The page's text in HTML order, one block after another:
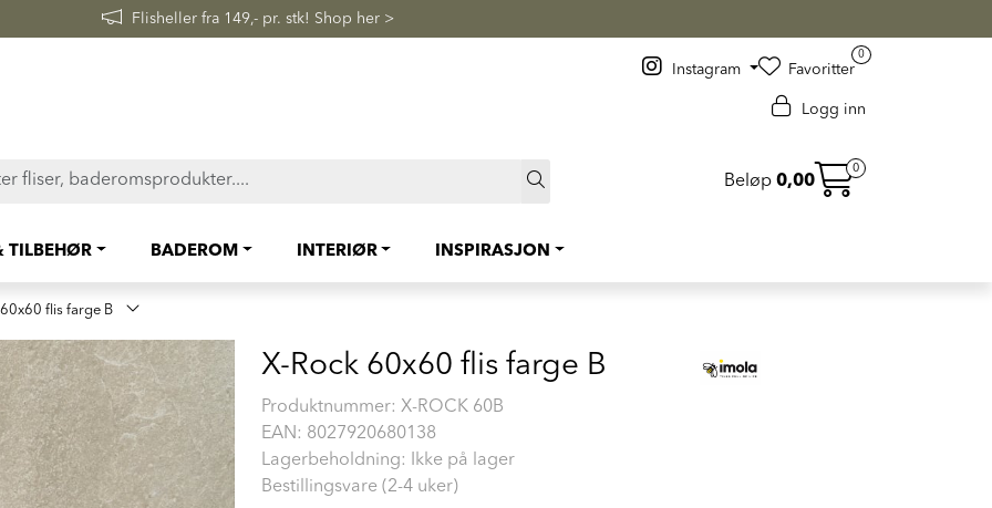
FAST LAVPRIS på en rekke fliser og baderomsprodukter. Shop her >
Instagram
0
Favoritter
Logg inn
Beløp 0,00
0
TILBEHØR BADEROM INTERIØR INSPIRASJON
flis farge B
X-Rock 60x60 flis farge B
Produktnummer: X-ROCK 60B
EAN: 8027920680138
Lagerbeholdning: Ikke på lager
Bestillingsvare (2-4 uker)